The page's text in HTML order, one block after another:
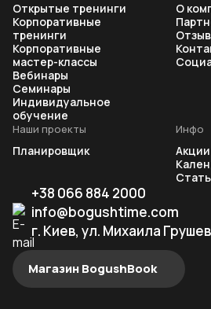
Открытые тренинги
Корпоративные
тренинги
Корпоративные
мастер-классы
Вебинары
Семинары
Индивидуальное
обучение
Наши проекты
Планировщик
Инфо
О
+38 066 884 2000
info@bogushtime.com
г. Киев, ул. Михаила
Магазин BogushBook